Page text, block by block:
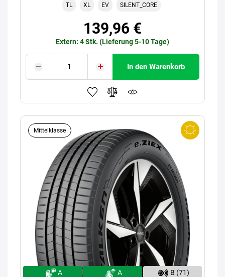
TL XL EV SILENT_CORE
139,96 €
Extern: 4 Stk. (Lieferung 5-10 Tage)
In den Warenkorb
Mittelklasse
A A B (71)